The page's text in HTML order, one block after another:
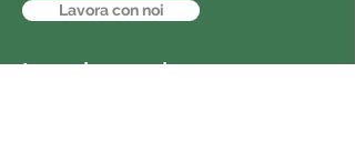
Lavora con noi
I nostri contatti